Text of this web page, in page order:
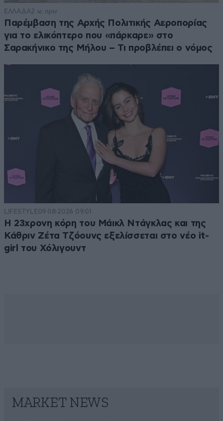
ΕΛΛΑΔΑ2 ω. πριν
Παρέμβαση της Αρχής Πολιτικής Αεροπορίας
για το ελικόπτερο που «πάρκαρε» στο
Σαρακήνικο της Μήλου – Τι προβλέπει ο νόμος
LIFESTYLE09·08·2026 09:01
Η 23χρονη κόρη τoυ Μάικλ Ντάγκλας και της
Κάθριν Ζέτα Τζόουνς εξελίσσεται στο νέο it-
girl του Χόλιγουντ
MARKET NEWS